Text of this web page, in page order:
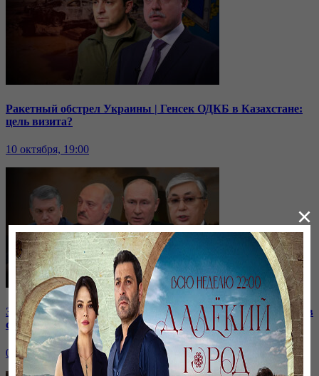
Ракетный обстрел Украины | Генсек ОДКБ в Казахстане:
цель визита?
10 октября, 19:00
Зачем встретились лидеры стран СНГ? | Роль Казахстана в
строительстве нашей АЭС
07 октября, 19:00
×